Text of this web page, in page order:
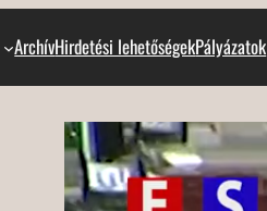
ArchívHirdetési lehetőségekPályázatok